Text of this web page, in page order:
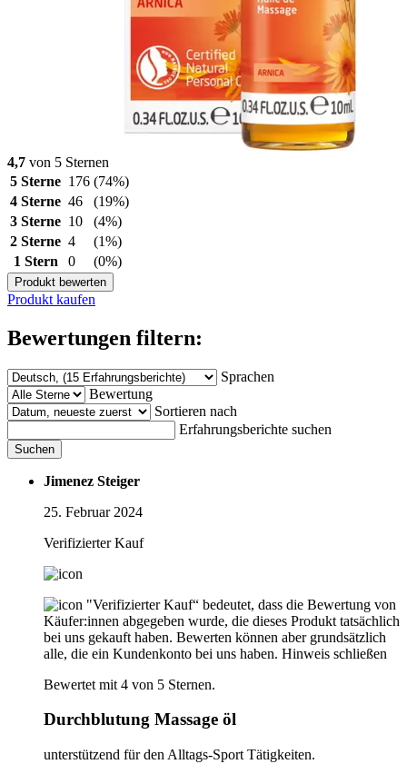
4,7 von 5 Sternen
5 Sterne 176 (74%)
4 Sterne 46
(19%)
3 Sterne 10
(4%)
2 Sterne 4
(1%)
1 Stern
0 (0%)
Produkt bewerten
Produkt kaufen
Bewertungen filtern:
Sprachen
Bewertung
Sortieren nach
Erfahrungsberichte suchen
Suchen
Jimenez Steiger
25. Februar 2024
Verifizierter Kauf
"Verifizierter Kauf“ bedeutet, dass die Bewertung von
Käufer:innen abgegeben wurde, die dieses Produkt tatsächlich
bei uns gekauft haben. Bewerten können aber grundsätzlich
alle, die ein Kundenkonto bei uns haben. Hinweis schließen
Bewertet mit 4 von 5 Sternen.
Durchblutung Massage öl
unterstützend für den Alltags-Sport Tätigkeiten.